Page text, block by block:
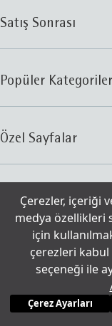
Çerezler, içeriği
medya özellikleri
için
çerezleri kabul
seçeneği ile
Çerez Ayarları
Mutfak
Satış Sonrası
Popüler Kategoriler
Özel Sayfalar
İletişim
© 2025
Sohbet